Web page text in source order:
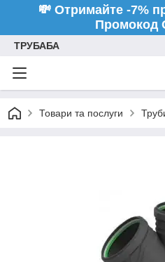
💸 Отримайте -7%
Промокод
ТРУБАБА
Товари та послуги